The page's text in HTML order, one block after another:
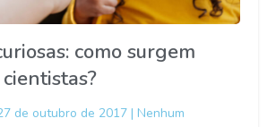
como surgem
de outubro de 2017
Nenhum